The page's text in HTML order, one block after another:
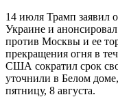
14 июля Трамп заявил
Украине и
против Москвы и ее
прекращения огня в
США сократил срок
уточнили в Белом
пятницу, 8 августа.